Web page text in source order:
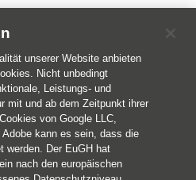
unserer Website anbieten
Nicht unbedingt
Leistungs- und
mit und ab dem Zeitpunkt ihrer
von Google LLC,
kann es sein, dass die
werden. Der EuGH hat
nach den europäischen